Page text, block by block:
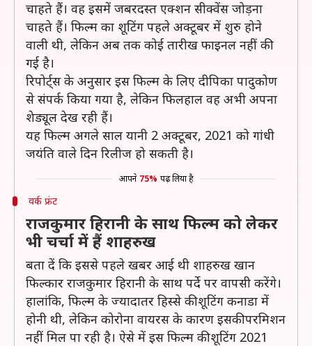
चाहते हैं। वह इसमें जबरदस्त एक्शन सीक्वेंस जोड़ना
चाहते हैं। फिल्म का शूटिंग पहले अक्टूबर में शुरु होने
वाली थी, लेकिन अब तक कोई तारीख फाइनल नहीं की
गई है।
रिपोर्ट्स के अनुसार इस फिल्म के लिए दीपिका पादुकोण
से संपर्क किया गया है, लेकिन फिलहाल वह अभी अपना
शेड्यूल देख रही हैं।
यह फिल्म अगले साल यानी 2 अक्टूबर, 2021 को गांधी
जयंति वाले दिन रिलीज हो सकती है।
आपने 75% पढ़ लिया है
वर्क फ्रंट
राजकुमार हिरानी के साथ फिल्म को लेकर
भी चर्चा में हैं शाहरुख
बता दें कि इससे पहले खबर आई थी शाहरुख खान
फिल्कार राजकुमार हिरानी के साथ पर्दे पर वापसी करेंगे।
हालांकि, फिल्म के ज्यादातर हिस्से की शूटिंग कनाडा में
होनी थी, लेकिन कोरोना वायरस के कारण इसकी परमिशन
नहीं मिल पा रही है। ऐसे में इस फिल्म की शूटिंग 2021